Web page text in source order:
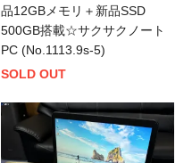
品12GBメモリ＋新品SSD
500GB搭載☆サクサクノート
PC (No.1113.9s-5)
SOLD OUT